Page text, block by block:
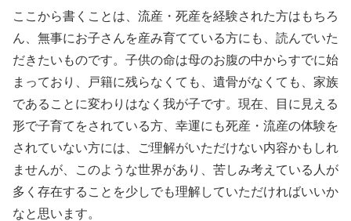
ここから書くことは、流産・死産を経験された方はもちろ
ん、無事にお子さんを産み育てている方にも、読んでいた
だきたいものです。子供の命は母のお腹の中からすでに始
まっており、戸籍に残らなくても、遺骨がなくても、家族
であることに変わりはなく我が子です。現在、目に見える
形で子育てをされている方、幸運にも死産・流産の体験を
されていない方には、ご理解がいただけない内容かもしれ
ませんが、このような世界があり、苦しみ考えている人が
多く存在することを少しでも理解していただければいいか
なと思います。